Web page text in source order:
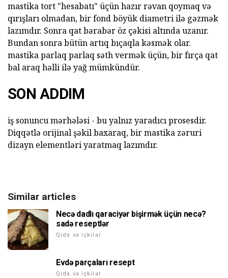
mastika tort "hesabatı" üçün hazır rəvan qoymaq və
qırışları olmadan, bir fond böyük diametri ilə gəzmək
lazımdır. Sonra qat bərabər öz çəkisi altında uzanır.
Bundan sonra bütün artıq bıçaqla kəsmək olar.
mastika parlaq parlaq səth vermək üçün, bir fırça qat
bal araq həlli ilə yağ mümkündür.
SON ADDIM
iş sonuncu mərhələsi - bu yalnız yaradıcı prosesdir.
Diqqətlə orijinal şəkil baxaraq, bir mastika zəruri
dizayn elementləri yaratmaq lazımdır.
Similar articles
Necə dadlı qaraciyər bişirmək üçün necə?
sadə reseptlər
Qida və içkilər
Evdə parçaları resept
Qida və içkilər